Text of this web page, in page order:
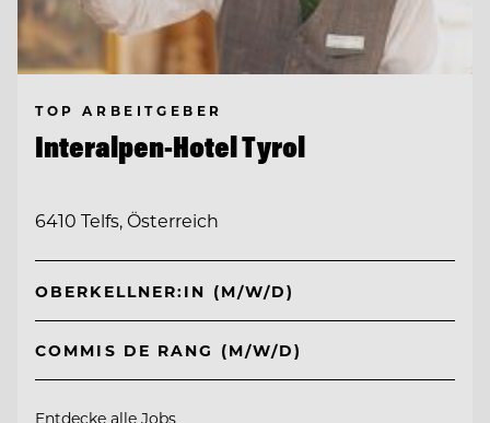
TOP ARBEITGEBER
Interalpen-Hotel Tyrol
6410 Telfs, Österreich
OBERKELLNER:IN (M/W/D)
COMMIS DE RANG (M/W/D)
Entdecke alle Jobs